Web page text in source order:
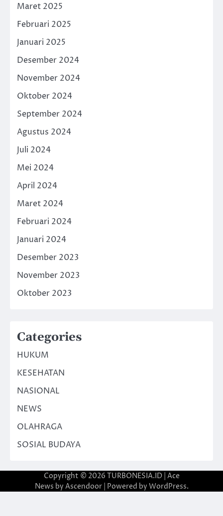
Maret 2025
Februari 2025
Januari 2025
Desember 2024
November 2024
Oktober 2024
September 2024
Agustus 2024
Juli 2024
Mei 2024
April 2024
Maret 2024
Februari 2024
Januari 2024
Desember 2023
November 2023
Oktober 2023
Categories
HUKUM
KESEHATAN
NASIONAL
NEWS
OLAHRAGA
SOSIAL BUDAYA
Copyright © 2026 TURBONESIA.ID| Ace
News by Ascendoor| Powered by WordPress.